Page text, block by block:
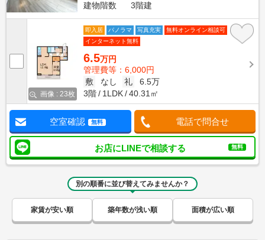
建物階数
3階建
画像 : 23枚
即入居 パノラマ 写真充実
無料オンライン相談可
インターネット無料
6.5万円
管理費等：6,000円
敷
なし 礼
6.5万
3階
1LDK 40.31㎡
空室確認 無料 電話で問合せ
お店にLINEで相談する 無料
別の順番に並び替えてみませんか？
家賃が安い順 築年数が浅い順 面積が広い順